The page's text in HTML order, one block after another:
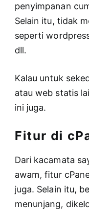
penyimpanan
Selain itu, tidak
seperti
dll.
Kalau untuk
atau web statis
ini juga.
Fitur di
Dari kacamata
awam, fitur
juga. Selain itu,
menunjang,